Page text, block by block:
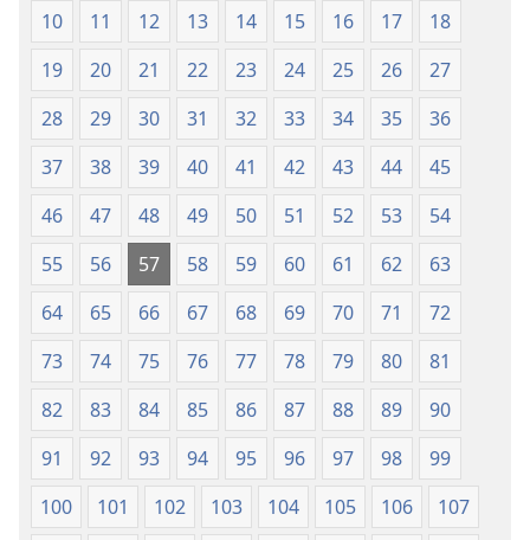
2018)
2018)
10
11 12 13 14 15 16 17
18
19
20 21 22 23 24 25 26
27
28
29 30 31 32 33 34 35
36
37
38 39 40 41 42 43 44
45
46
47 48 49 50 51 52 53
54
55
56 57 58 59 60 61 62
63
64
65 66 67 68 69 70 71
72
73
74 75 76 77 78 79 80
81
82
83 84 85 86 87 88 89
90
91
92 93 94 95 96 97 98
99
100
101 102 103 104 105 106
107